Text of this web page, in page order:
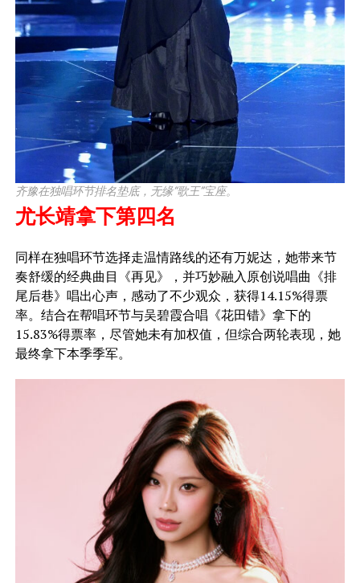
齐豫在独唱环节排名垫底，无缘“歌王”宝座。
尤长靖拿下第四名
​同样在独唱环节选择走温情路线的还有万妮达，她带来节
奏舒缓的经典曲目《再见》，并巧妙融入原创说唱曲《排
尾后巷》唱出心声，感动了不少观众，获得14.15%得票
率。结合在帮唱环节与吴碧霞合唱《花田错》拿下的
15.83%得票率，尽管她未有加权值，但综合两轮表现，她
最终拿下本季季军。